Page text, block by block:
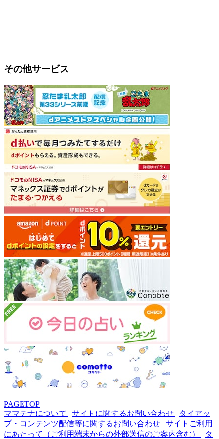
その他サービス
PAGETOP
ママテナについて | サイトに関するお問い合わせ | タイアッ
プ・コンテンツ配信等に関するお問い合わせ | サイトご利用
にあたって（ご利用端末からの外部送信のご案内含む） | タ